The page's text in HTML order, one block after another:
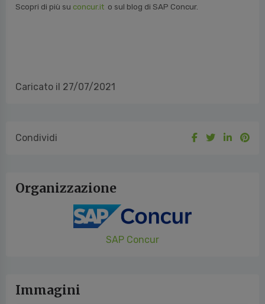
Scopri di più su concur.it o sul blog di SAP Concur.
Caricato il 27/07/2021
Condividi
Organizzazione
SAP Concur
Immagini